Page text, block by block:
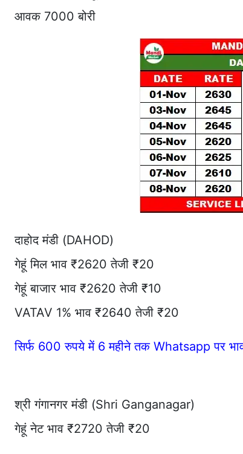
आवक 7000 बोरी
दाहोद मंडी (DAHOD)
गेहूं मिल भाव ₹2620 तेजी ₹20
गेहूं बाजार भाव ₹2620 तेजी ₹10
VATAV 1% भाव ₹2640 तेजी ₹20
सिर्फ 600 रुपये में 6 महीने तक Whatsapp पर
श्री गंगानगर मंडी (Shri Ganganagar)
गेहूं नेट भाव ₹2720 तेजी ₹20